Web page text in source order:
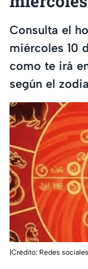
Consulta el
miércoles 10
como te irá
según el
|Crédito: Redes sociales